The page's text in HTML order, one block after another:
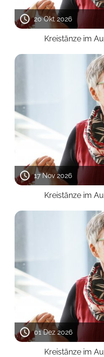
20 Okt 2026
Kreistänze im
17 Nov 2026
Kreistänze im
01 Dez 2026
Kreistänze im